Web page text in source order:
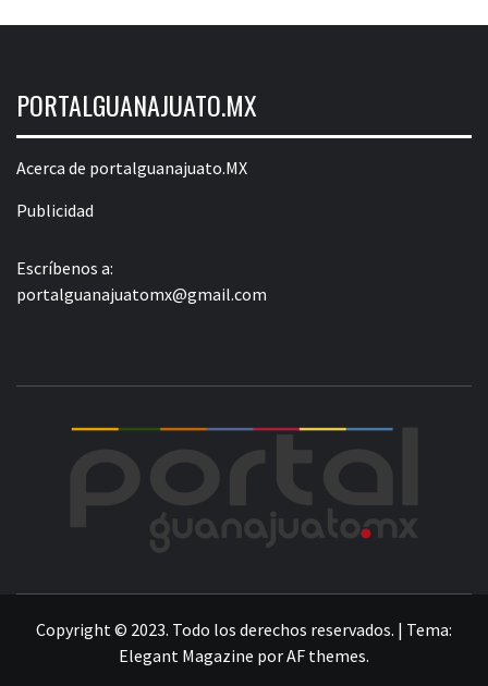
PORTALGUANAJUATO.MX
Acerca de portalguanajuato.MX
Publicidad
Escríbenos a:
portalguanajuatomx@gmail.com
Copyright © 2023. Todo los derechos reservados. | Tema:
Elegant Magazine porAF themes.